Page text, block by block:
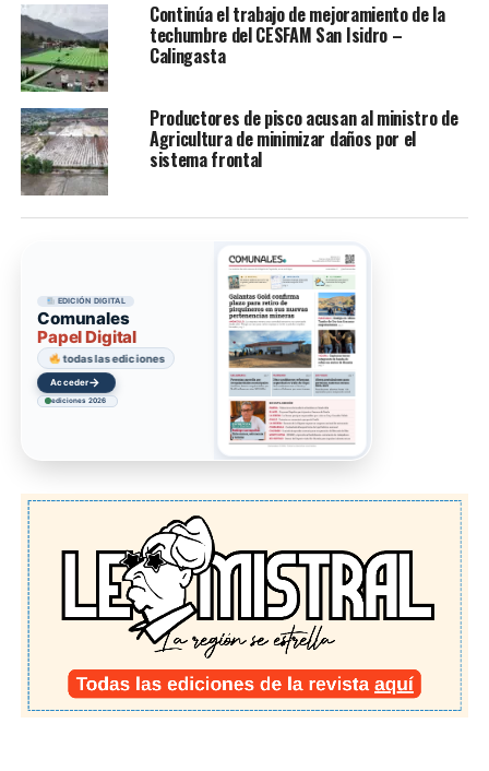
Continúa el trabajo de mejoramiento de la
techumbre del CESFAM San Isidro –
Calingasta
Productores de pisco acusan al ministro de
Agricultura de minimizar daños por el
sistema frontal
EDICIÓN DIGITAL
Comunales
Papel Digital
todas las ediciones
Acceder→
ediciones 2026